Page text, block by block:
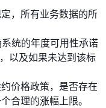
，所有业务数据的所
统的年度可用性承诺
以及如果未达到该标
价格政策，是否存在
合理的涨幅上限。